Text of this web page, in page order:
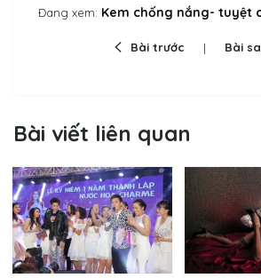
Đang xem: Kem chống nắng- tuyệt chiêu sở
Bài trước Bài
Bài viết liên quan